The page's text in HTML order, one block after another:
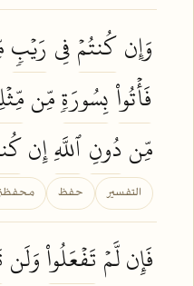
وَإِنكُنتُمۡفِي رَيۡبٖ
فَأۡتُواْ بِسُورَةٖمِّن
مِّن دُونِٱللَّهِإِن
التفسير حفظ
فَإِن لَّمۡ تَفۡعَلُواْوَلَن